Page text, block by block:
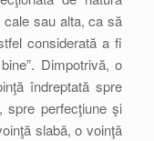
cale sau alta, ca să
considerată a fi
Dimpotrivă, o
îndreptată spre
spre perfecţiune şi
slabă, o voinţă